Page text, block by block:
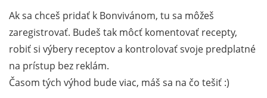
Ak sa chceš pridať k Bonvivánom, tu sa môžeš
zaregistrovať. Budeš tak môcť komentovať recepty,
robiť si výbery receptov a kontrolovať svoje predplatné
na prístup bez reklám.
Časom tých výhod bude viac, máš sa na čo tešiť :)